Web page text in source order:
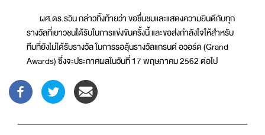
ผศ.ดร.รวิน กล่าวทิ้งท้ายว่า ขอชื่นชมและแสดงความยินดีกับทุก
รางวัลที่เยาวชนได้รับในการแข่งขันครั้งนี้ และขอส่งกำลังใจให้สำหรับ
ทีมที่ยังไม่ได้รับรางวัล ในการรอลุ้นรางวัลแกรนด์ อวอร์ด (Grand
Awards) ซึ่งจะประกาศผลในวันที่ 17 พฤษภาคม 2562 ต่อไป